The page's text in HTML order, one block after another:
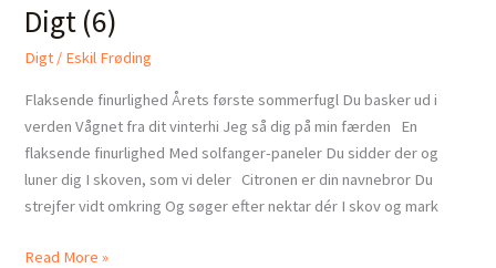
Digt (6)
Digt / Eskil Frøding
Flaksende finurlighed Årets første sommerfugl Du basker ud i
verden Vågnet fra dit vinterhi Jeg så dig på min færden En
flaksende finurlighed Med solfanger-paneler Du sidder der og
luner dig I skoven, som vi deler Citronen er din navnebror Du
strejfer vidt omkring Og søger efter nektar dér I skov og mark
Read More »